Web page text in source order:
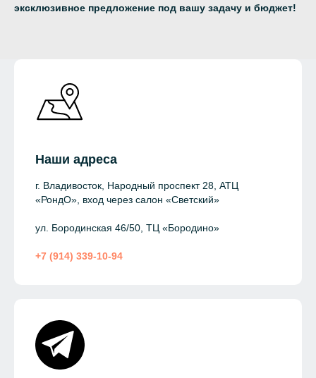
эксклюзивное предложение под вашу задачу и бюджет!
Наши адреса
г. Владивосток, Народный проспект 28, АТЦ
«РондО», вход через салон «Светский»
ул. Бородинская 46/50, ТЦ «Бородино»
+7 (914) 339-10-94